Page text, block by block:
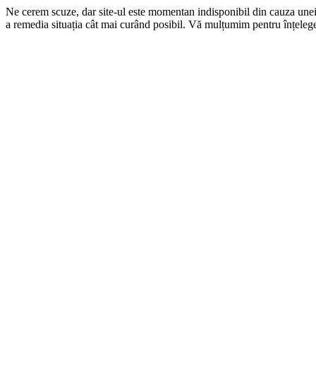
Ne cerem scuze, dar site-ul este momentan indisponibil din cauza
a remedia situația cât mai curând posibil. Vă mulțumim pentru